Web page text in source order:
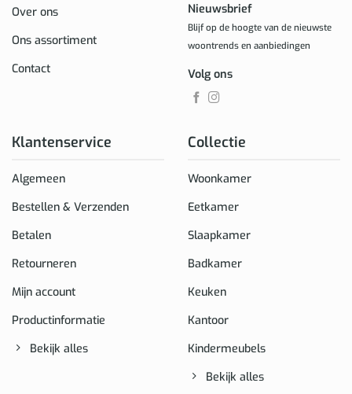
Over ons
Ons assortiment
Contact
Klantenservice
Algemeen
Bestellen & Verzenden
Betalen
Retourneren
Mijn account
Productinformatie
Bekijk alles
Collectie
Woonkamer
Eetkamer
Slaapkamer
Badkamer
Keuken
Kantoor
Kindermeubels
Bekijk alles
Nieuwsbrief
Blijf op de hoogte van de nieuwste
woontrends en aanbiedingen
Volg ons